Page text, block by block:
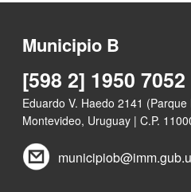
Municipio B
[598 2] 1950 7052
Eduardo V. Haedo 2141
Montevideo, Uruguay | C.P.